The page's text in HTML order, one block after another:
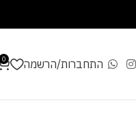
התחברות/הרשמה 0